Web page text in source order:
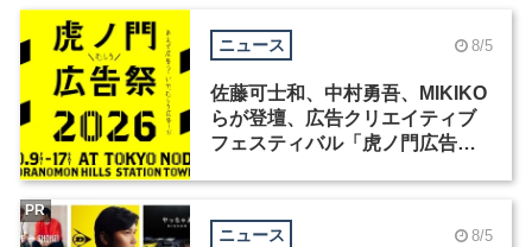
ニュース 8/5
佐藤可士和、中村勇吾、MIKIKO
らが登壇、広告クリエイティブ
フェスティバル「虎ノ門広告
ニュース 8/5
PR